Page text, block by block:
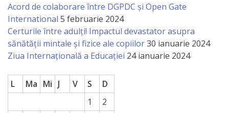
Acord de colaborare între DGPDC și Open Gate
International 5 februarie 2024
Certurile între adulți! Impactul devastator asupra
sănătății mintale și fizice ale copiilor30 ianuarie 2024
Ziua Internațională a Educației 24 ianuarie 2024
L Ma Mi J V S
D
1
2